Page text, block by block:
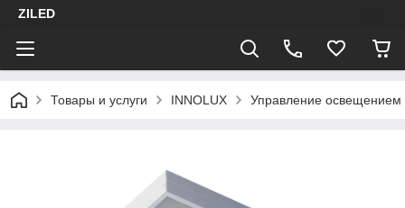
ZILED
Товары и услуги INNOLUX Управление освещением